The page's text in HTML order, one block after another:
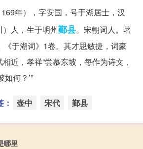
年），字安国，号于湖居士，汉
人，生于明州鄞县。宋朝词人。著
《于湖词》1卷。其才思敏捷，词豪
近，孝祥“尝慕东坡，每作为诗文，
如何？’”
壶中 宋代 鄞县
哪里